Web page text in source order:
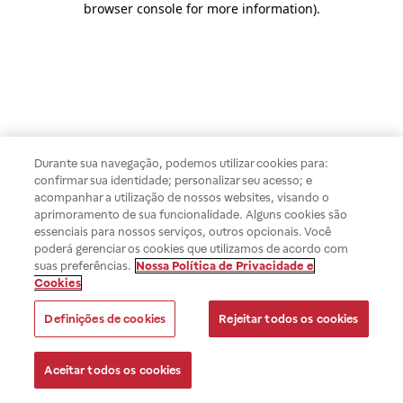
browser console for more information).
Durante sua navegação, podemos utilizar cookies para:
confirmar sua identidade; personalizar seu acesso; e
acompanhar a utilização de nossos websites, visando o
aprimoramento de sua funcionalidade. Alguns cookies são
essenciais para nossos serviços, outros opcionais. Você
poderá gerenciar os cookies que utilizamos de acordo com
suas preferências. Nossa Política de Privacidade e
Cookies
Definições de cookies Rejeitar todos os cookies
Aceitar todos os cookies